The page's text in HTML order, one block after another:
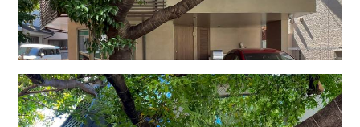
ーの手摺りによって遮られてしまわないようにしました。
この建物は、ＵＡ値０．４５Ｗ／（㎡Ｋ）断熱等性能等級６以
上、断熱性能推奨水準
ＨＥＡＴ２０ Ｇ２以上の性能を有し、壁掛けエアコン一台で全
室冷暖房を賄います。